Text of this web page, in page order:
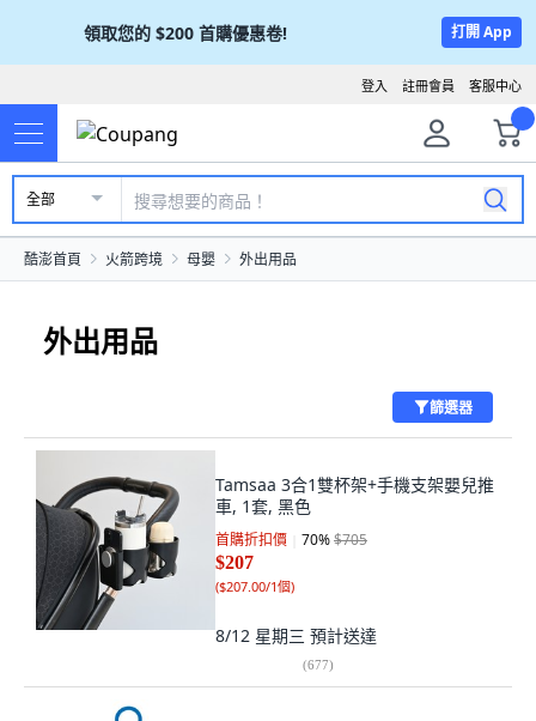
領取您的 $200 首購優惠卷! 打開 App
客服中心
註冊會員
登入
全部
酷澎首頁 火箭跨境 母嬰 外出用品
外出用品
篩選器
Tamsaa 3合1雙杯架+手機支架嬰兒推
車, 1套, 黑色
首購折扣價 70%$705
$207
($207.00/1個)
8/12 星期三 預計送達
(677)